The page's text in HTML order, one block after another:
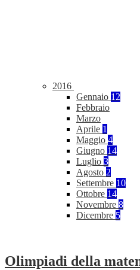
2016
Gennaio 12
Febbraio
Marzo
Aprile 1
Maggio 4
Giugno 14
Luglio 3
Agosto 2
Settembre 10
Ottobre 14
Novembre 8
Dicembre 5
Olimpiadi della